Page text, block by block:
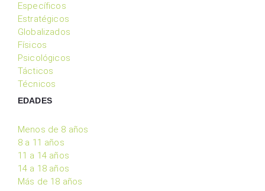
Específicos
Estratégicos
Globalizados
Físicos
Psicológicos
Tácticos
Técnicos
EDADES
Menos de 8 años
8 a 11 años
11 a 14 años
14 a 18 años
Más de 18 años